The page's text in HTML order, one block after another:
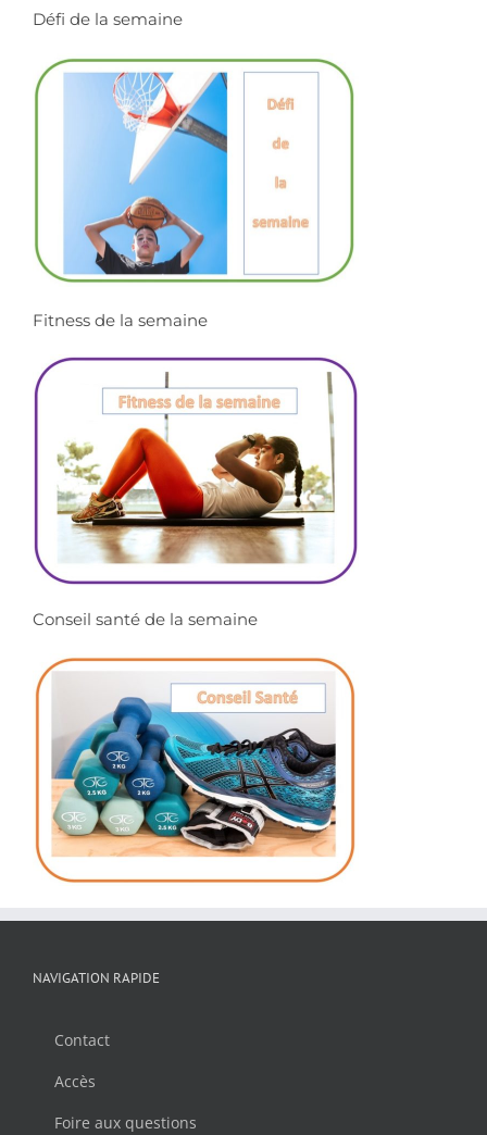
Défi de la semaine
Fitness de la semaine
Conseil santé de la semaine
NAVIGATION RAPIDE
Contact
Accès
Foire aux questions